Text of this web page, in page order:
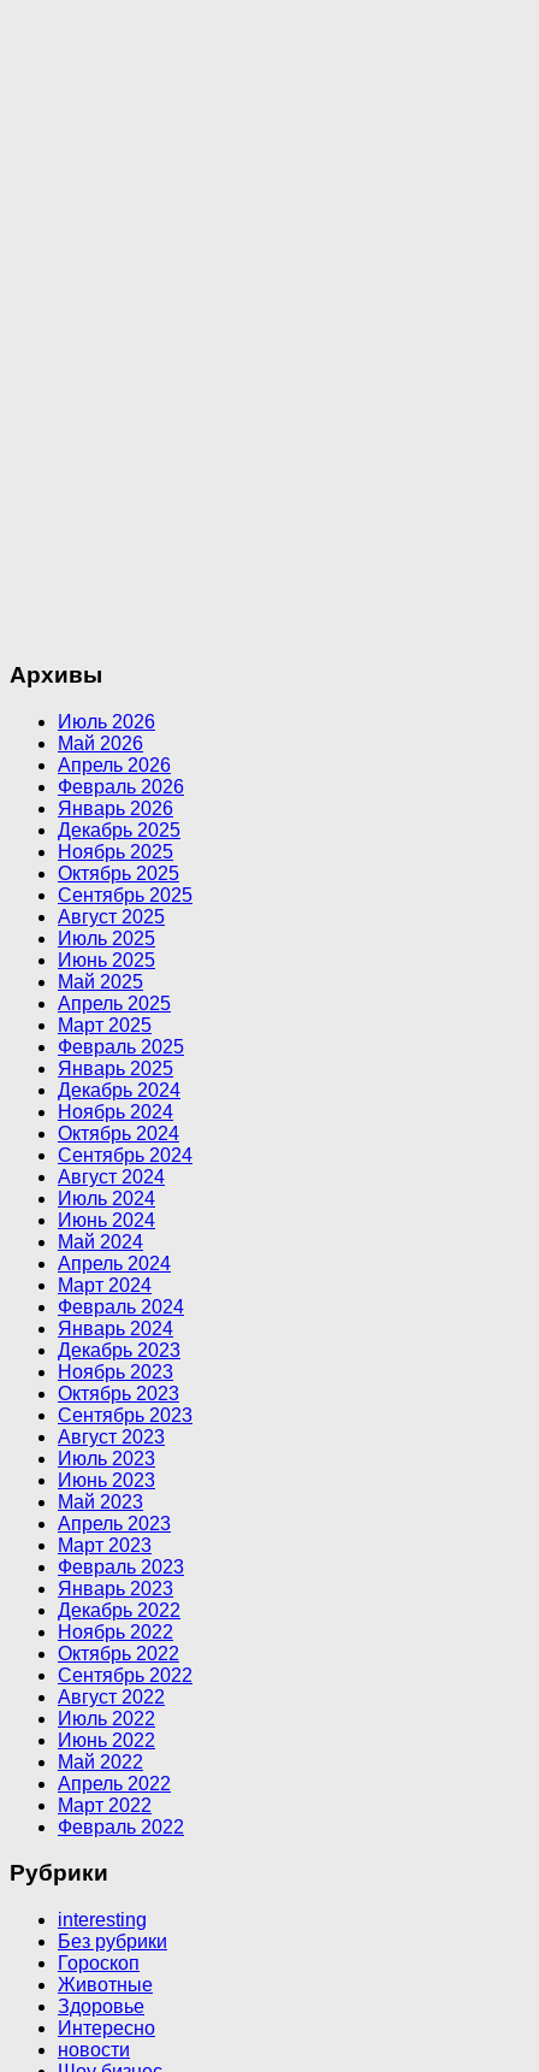
Архивы
Июль 2026
Май 2026
Апрель 2026
Февраль 2026
Январь 2026
Декабрь 2025
Ноябрь 2025
Октябрь 2025
Сентябрь 2025
Август 2025
Июль 2025
Июнь 2025
Май 2025
Апрель 2025
Март 2025
Февраль 2025
Январь 2025
Декабрь 2024
Ноябрь 2024
Октябрь 2024
Сентябрь 2024
Август 2024
Июль 2024
Июнь 2024
Май 2024
Апрель 2024
Март 2024
Февраль 2024
Январь 2024
Декабрь 2023
Ноябрь 2023
Октябрь 2023
Сентябрь 2023
Август 2023
Июль 2023
Июнь 2023
Май 2023
Апрель 2023
Март 2023
Февраль 2023
Январь 2023
Декабрь 2022
Ноябрь 2022
Октябрь 2022
Сентябрь 2022
Август 2022
Июль 2022
Июнь 2022
Май 2022
Апрель 2022
Март 2022
Февраль 2022
Рубрики
interesting
Без рубрики
Гороскоп
Животные
Здоровье
Интересно
новости